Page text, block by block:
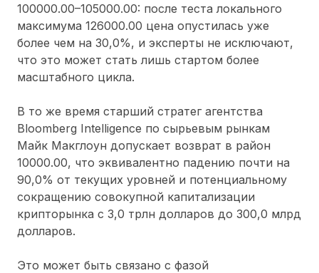
100000.00–105000.00: после теста локального
максимума 126000.00 цена опустилась уже
более чем на 30,0%, и эксперты не исключают,
что это может стать лишь стартом более
масштабного цикла.
В то же время старший стратег агентства
Bloomberg Intelligence по сырьевым рынкам
Майк Макглоун допускает возврат в район
10000.00, что эквивалентно падению почти на
90,0% от текущих уровней и потенциальному
сокращению совокупной капитализации
крипторынка с 3,0 трлн долларов до 300,0 млрд
долларов.
Это может быть связано с фазой